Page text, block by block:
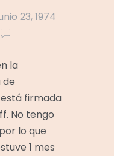
23, 1974
la
de
firmada
No tengo
lo que
1 mes